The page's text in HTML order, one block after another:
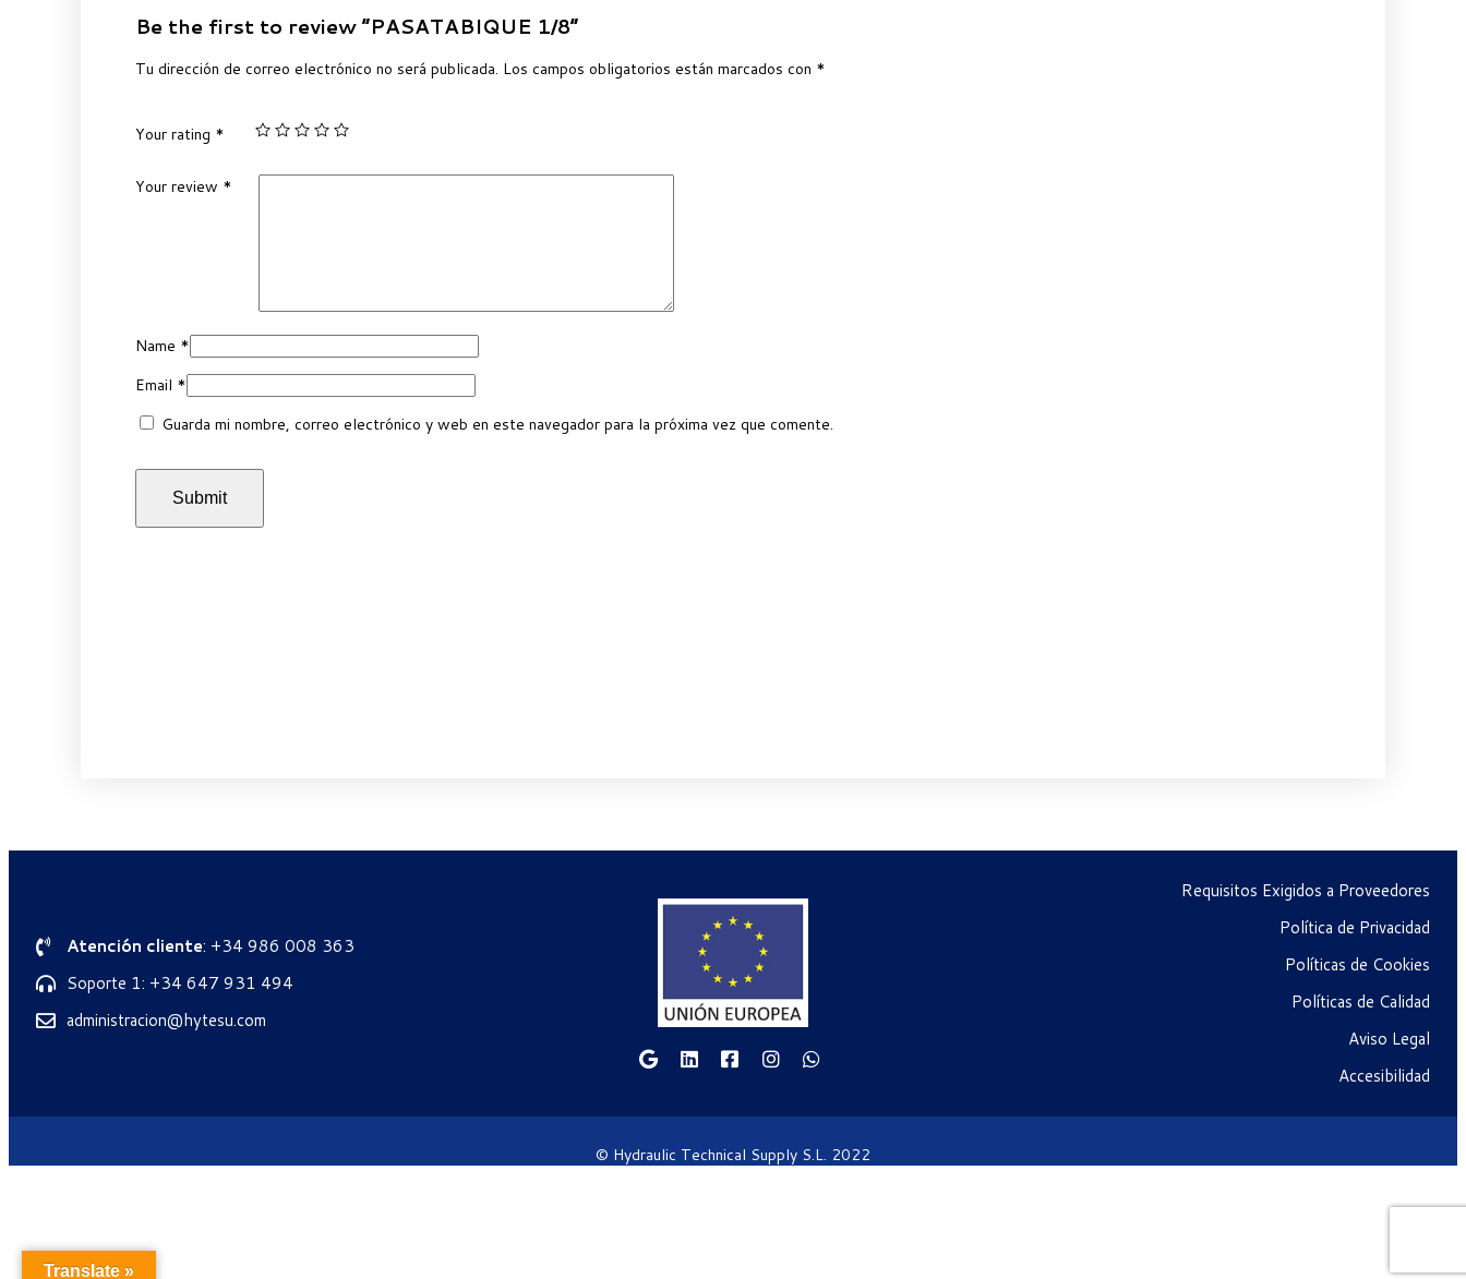
Be the first to review “PASATABIQUE 1/8”
Tu dirección de correo electrónico no será publicada. Los campos obligatorios están marcados con *
Your rating *
Your review *
Name *
Email *
Guarda mi nombre, correo electrónico y web en este navegador para la próxima vez que comente.
Atención cliente: +34 986 008 363
Soporte 1: +34 647 931 494
administracion@hytesu.com
Requisitos Exigidos a Proveedores
Política de Privacidad
Políticas de Cookies
Políticas de Calidad
Aviso Legal
Accesibilidad
© Hydraulic Technical Supply S.L. 2022
Translate »